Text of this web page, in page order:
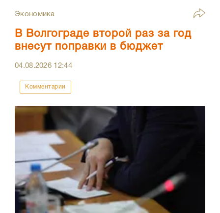
Экономика
В Волгограде второй раз за год
внесут поправки в бюджет
04.08.2026 12:44
Комментарии